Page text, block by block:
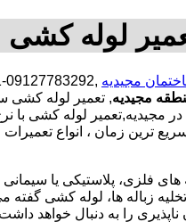
لوله کشی
مجیدیه
مجیدیه, تعمیر لوله کشی
لوله کشی با
ترین زمان ، انواع
های فلزی، پلاستیکی یا
زباله ها، لوله کشی گفته
را به دنبال خواهد داشت